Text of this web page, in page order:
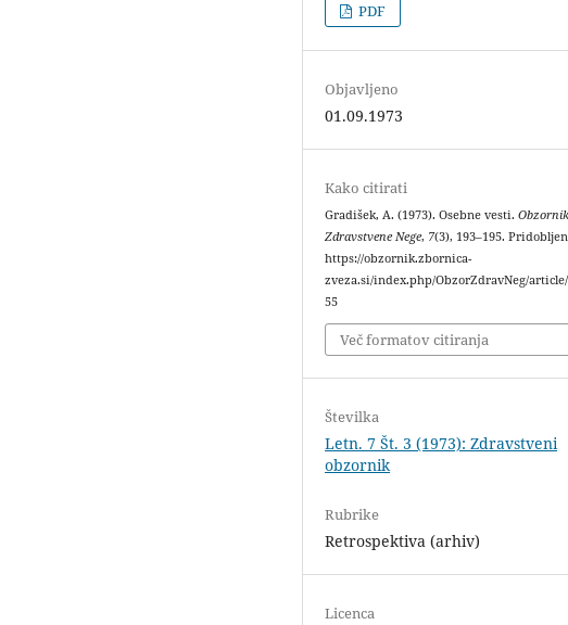
PDF
Objavljeno
01.09.1973
Kako citirati
Gradišek, A. (1973). Osebne vesti.
Zdravstvene Nege, 7(3), 193–195.
https://obzornik.zbornica-
zveza.si/index.php/ObzorZdravNeg/
55
Več formatov citiranja
Številka
Letn. 7 Št. 3 (1973): Zdravstveni
obzornik
Rubrike
Retrospektiva (arhiv)
Licenca